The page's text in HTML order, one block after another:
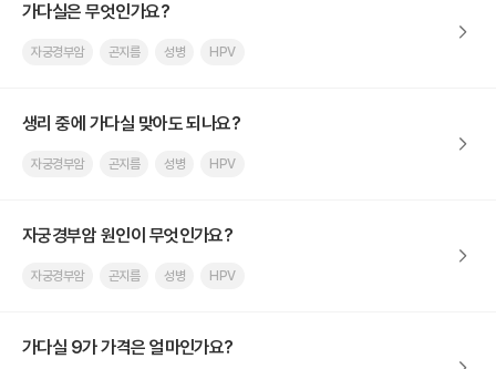
가다실은 무엇인가요?
자궁경부암 곤지름 성병 HPV
생리 중에 가다실 맞아도 되나요?
자궁경부암 곤지름 성병 HPV
자궁경부암 원인이 무엇인가요?
자궁경부암 곤지름 성병 HPV
가다실 9가 가격은 얼마인가요?